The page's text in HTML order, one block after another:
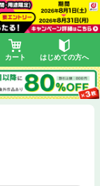
カート はじめての方へ